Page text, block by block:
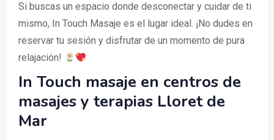
Si buscas un espacio donde desconectar y cuidar de ti
mismo, In Touch Masaje es el lugar ideal. ¡No dudes en
reservar tu sesión y disfrutar de un momento de pura
relajación!
In Touch masaje en centros de
masajes y terapias Lloret de
Mar